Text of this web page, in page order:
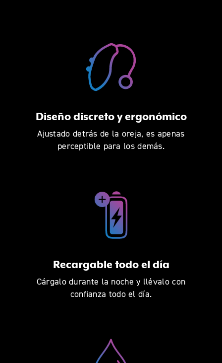
Diseño discreto y ergonómico
Ajustado detrás de la oreja, es apenas
perceptible para los demás.
Recargable todo el día
Cárgalo durante la noche y llévalo con
confianza todo el día.